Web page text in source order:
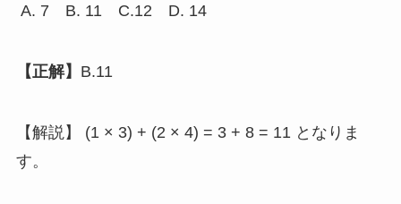
A. 7 B. 11 C.12 D. 14
【正解】 B.11
【解説】 (1 × 3) + (2 × 4) = 3 + 8 = 11 となりま
す。